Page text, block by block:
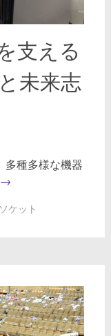
支える
未来志
多種多様な機器
→
ケット